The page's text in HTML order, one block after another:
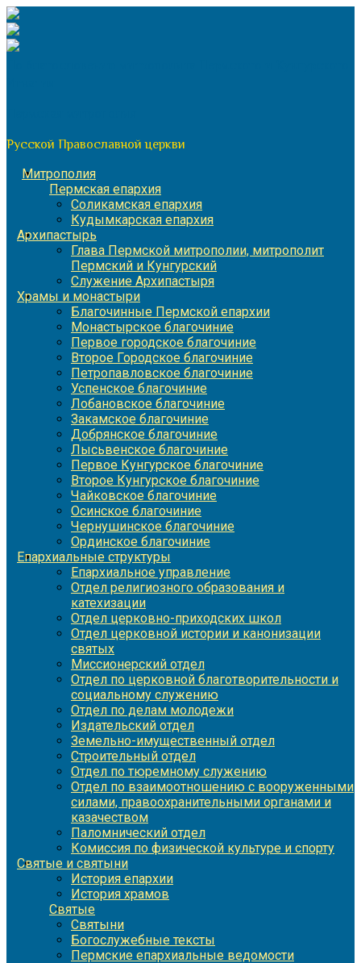
Перейти
к
содержимому
Русской Православной церкви
Митрополия
Пермская епархия
Соликамская епархия
Кудымкарская епархия
Архипастырь
Глава Пермской митрополии, митрополит
Пермский и Кунгурский
Служение Архипастыря
Храмы и монастыри
Благочинные Пермской епархии
Монастырское благочиние
Первое городское благочиние
Второе Городское благочиние
Петропавловское благочиние
Успенское благочиние
Лобановское благочиние
Закамское благочиние
Добрянское благочиние
Лысьвенское благочиние
Первое Кунгурское благочиние
Второе Кунгурское благочиние
Чайковское благочиние
Осинское благочиние
Чернушинское благочиние
Ординское благочиние
Епархиальные структуры
Епархиальное управление
Отдел религиозного образования и
катехизации
Отдел церковно-приходских школ
Отдел церковной истории и канонизации
святых
Миссионерский отдел
Отдел по церковной благотворительности и
социальному служению
Отдел по делам молодежи
Издательский отдел
Земельно-имущественный отдел
Строительный отдел
Отдел по тюремному служению
Отдел по взаимоотношению с вооруженными
силами, правоохранительными органами и
казачеством
Паломнический отдел
Комиссия по физической культуре и спорту
Святые и святыни
История епархии
История храмов
Святые
Святыни
Богослужебные тексты
Пермские епархиальные ведомости